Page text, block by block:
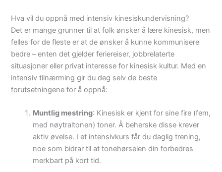
Hva vil du oppnå med intensiv kinesiskundervisning?
Det er mange grunner til at folk ønsker å lære kinesisk, men
felles for de fleste er at de ønsker å kunne kommunisere
bedre – enten det gjelder feriereiser, jobbrelaterte
situasjoner eller privat interesse for kinesisk kultur. Med en
intensiv tilnærming gir du deg selv de beste
forutsetningene for å oppnå:
Muntlig mestring: Kinesisk er kjent for sine fire (fem,
med nøytraltonen) toner. Å beherske disse krever
aktiv øvelse. I et intensivkurs får du daglig trening,
noe som bidrar til at tonehørselen din forbedres
merkbart på kort tid.